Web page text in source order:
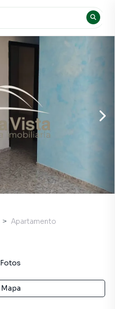
Apartamento
Fotos
Mapa